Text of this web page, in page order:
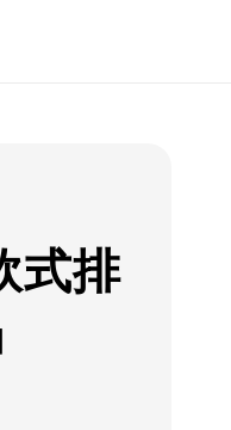
式排